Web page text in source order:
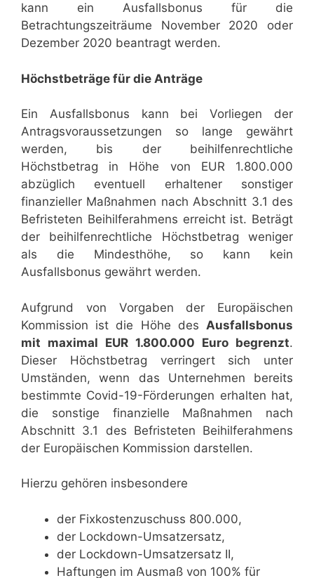
kann ein Ausfallsbonus für die
Betrachtungszeiträume November 2020 oder
Dezember 2020 beantragt werden.
Höchstbeträge für die Anträge
Ein Ausfallsbonus kann bei Vorliegen der
Antragsvoraussetzungen so lange gewährt
werden, bis der beihilfenrechtliche
Höchstbetrag in Höhe von EUR 1.800.000
abzüglich eventuell erhaltener sonstiger
finanzieller Maßnahmen nach Abschnitt 3.1 des
Befristeten Beihilferahmens erreicht ist. Beträgt
der beihilfenrechtliche Höchstbetrag weniger
als die Mindesthöhe, so kann kein
Ausfallsbonus gewährt werden.
Aufgrund von Vorgaben der Europäischen
Kommission ist die Höhe des Ausfallsbonus
mit maximal EUR 1.800.000 Euro begrenzt.
Dieser Höchstbetrag verringert sich unter
Umständen, wenn das Unternehmen bereits
bestimmte Covid-19-Förderungen erhalten hat,
die sonstige finanzielle Maßnahmen nach
Abschnitt 3.1 des Befristeten Beihilferahmens
der Europäischen Kommission darstellen.
Hierzu gehören insbesondere
der Fixkostenzuschuss 800.000,
der Lockdown-Umsatzersatz,
der Lockdown-Umsatzersatz II,
Haftungen im Ausmaß von 100% für